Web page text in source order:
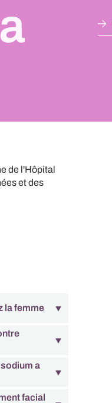
de l'Hôpital
et des
la femme
a
facial